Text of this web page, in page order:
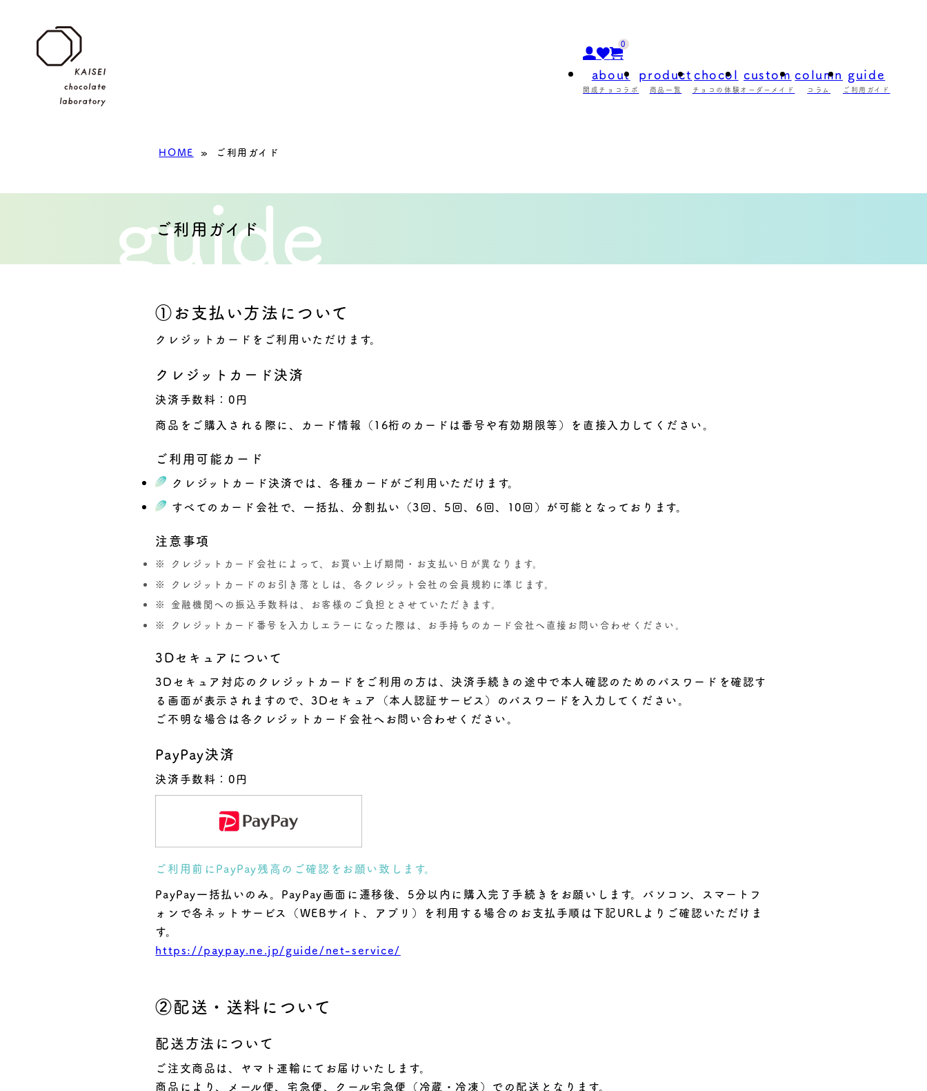
0
about
開成チョコラボ
product
商品一覧
chocol
チョコの体験
custom
オーダーメイド
column
コラム
guide
ご利用ガイド
HOME » ご利用ガイド
guide
ご利用ガイド
①お支払い方法について
クレジットカードをご利用いただけます。
クレジットカード決済
決済手数料：0円
商品をご購入される際に、カード情報（16桁のカードは番号や有効期限等）を直接入力してください。
ご利用可能カード
クレジットカード決済では、各種カードがご利用いただけます。
すべてのカード会社で、一括払、分割払い（3回、5回、6回、10回）が可能となっております。
注意事項
クレジットカード会社によって、お買い上げ期間・お支払い日が異なります。
クレジットカードのお引き落としは、各クレジット会社の会員規約に準じます。
金融機関への振込手数料は、お客様のご負担とさせていただきます。
クレジットカード番号を入力しエラーになった際は、お手持ちのカード会社へ直接お問い合わせください。
3Dセキュアについて
3Dセキュア対応のクレジットカードをご利用の方は、決済手続きの途中で本人確認のためのパスワードを確認す
る画面が表示されますので、3Dセキュア（本人認証サービス）のパスワードを入力してください。
ご不明な場合は各クレジットカード会社へお問い合わせください。
PayPay決済
決済手数料：0円
ご利用前にPayPay残高のご確認をお願い致します。
PayPay一括払いのみ。PayPay画面に遷移後、5分以内に購入完了手続きをお願いします。パソコン、スマートフ
ォンで各ネットサービス（WEBサイト、アプリ）を利用する場合のお支払手順は下記URLよりご確認いただけま
す。
https://paypay.ne.jp/guide/net-service/
②配送・送料について
配送方法について
ご注文商品は、ヤマト運輸にてお届けいたします。
商品により、メール便、宅急便、クール宅急便（冷蔵・冷凍）での配送となります。